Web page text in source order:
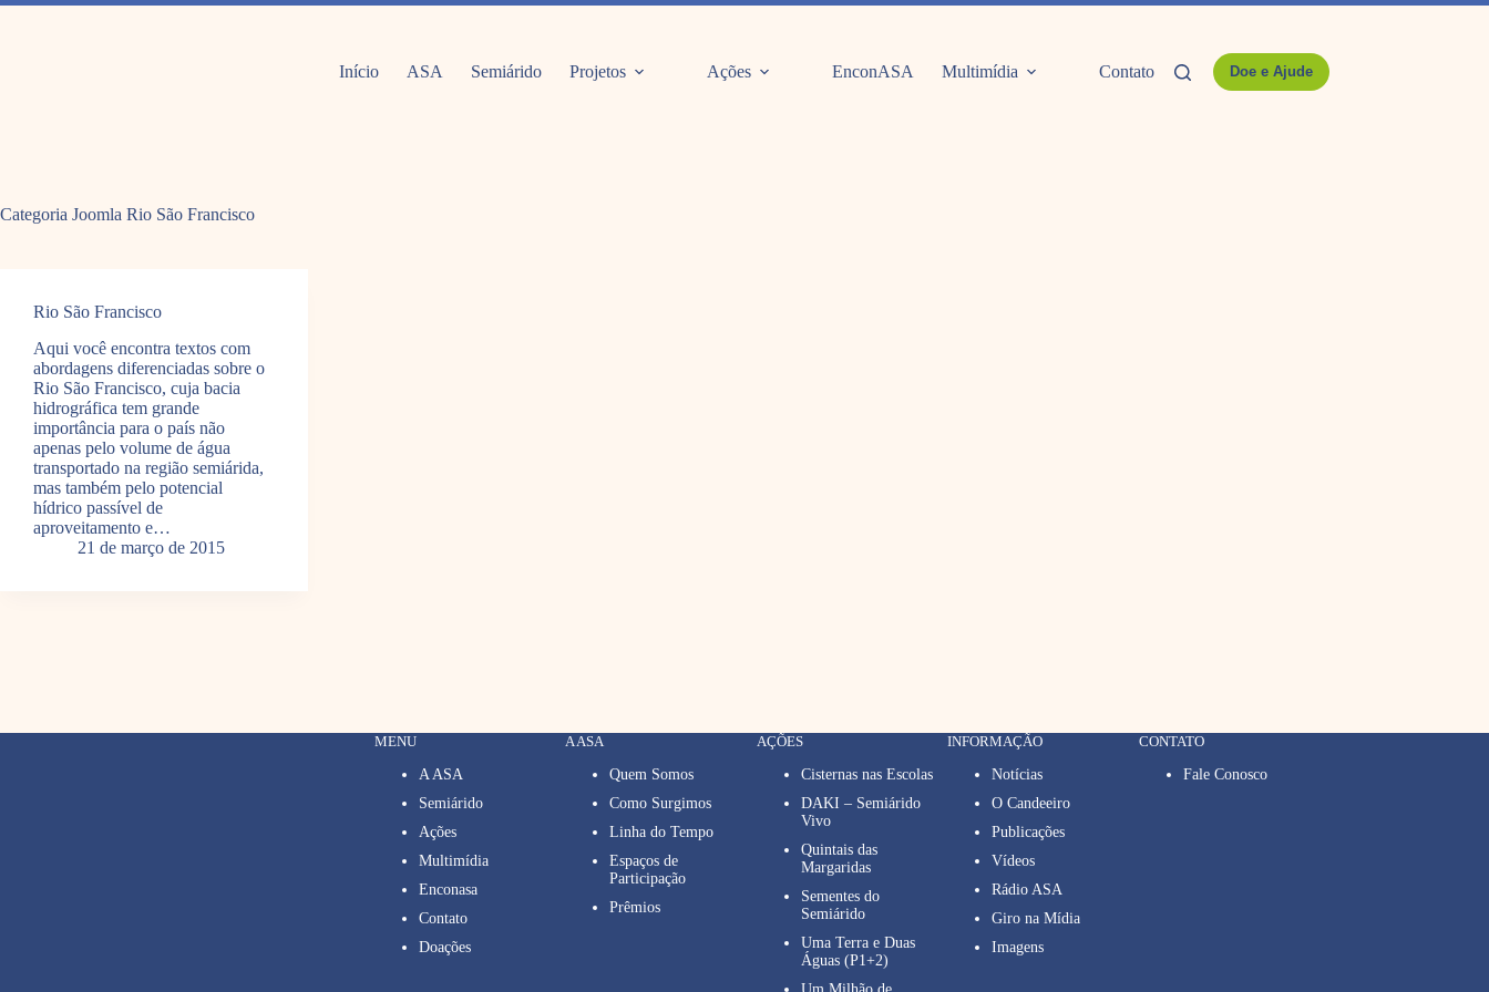
Pular
Início ASA Semiárido Projetos Ações EnconASA Multimídia Contato Doe e Ajude
Categoria Joomla Rio São Francisco
Rio São Francisco
Aqui você encontra textos com
abordagens diferenciadas sobre o
Rio São Francisco, cuja bacia
hidrográfica tem grande
importância para o país não
apenas pelo volume de água
transportado na região semiárida,
mas também pelo potencial
hídrico passível de
aproveitamento e…
21 de março de 2015
MENU
A ASA
Semiárido
Ações
Multimídia
Enconasa
Contato
Doações
A ASA
Quem Somos
Como Surgimos
Linha do Tempo
Espaços de
Participação
Prêmios
AÇÕES
Cisternas nas Escolas
DAKI – Semiárido
Vivo
Quintais das
Margaridas
Sementes do
Semiárido
Uma Terra e Duas
Águas (P1+2)
INFORMAÇÃO
Notícias
O Candeeiro
Publicações
Vídeos
Rádio ASA
Giro na Mídia
Imagens
CONTATO
Fale Conosco